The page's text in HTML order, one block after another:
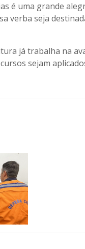
é uma grande
verba seja
já trabalha na
sejam